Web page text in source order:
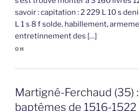
savoir : capitation : 2 229 L 10 s
L 1 s 8 f solde, habillement,
entretinnement des […]
OH
Martigné-Ferchaud (35)
baptêmes de 1516-1522